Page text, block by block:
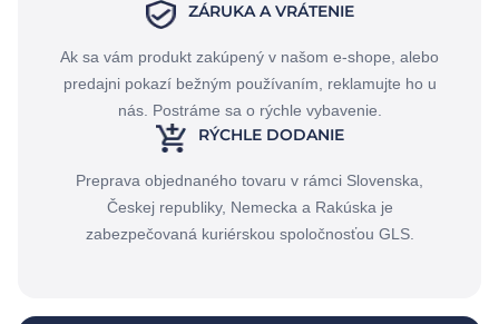
ZÁRUKA A VRÁTENIE
Ak sa vám produkt zakúpený v našom e-shope, alebo
predajni pokazí bežným používaním, reklamujte ho u
nás. Postráme sa o rýchle vybavenie.
RÝCHLE DODANIE
Preprava objednaného tovaru v rámci Slovenska,
Českej republiky, Nemecka a Rakúska je
zabezpečovaná kuriérskou spoločnosťou GLS.